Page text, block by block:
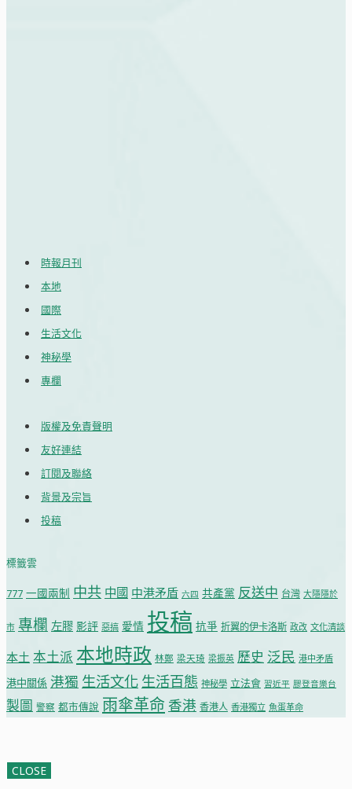
時報月刊
本地
國際
生活文化
神秘學
專欄
版權及免責聲明
友好連結
訂閱及聯絡
背景及宗旨
投稿
標籤雲
777 一國兩制 中共 中國 中港矛盾 六四 共產黨 反送中 台灣 大隱隱於
市 專欄 左膠 影評 惡搞 愛情 投稿 抗爭 折翼的伊卡洛斯 政改 文化清談
本土 本土派 本地時政 林鄭 梁天琦 梁振英 歷史 泛民 港中矛盾
港中關係 港獨 生活文化 生活百態 神秘學 立法會 習近平 膠登音樂台
製圖 警察 都市傳說 雨傘革命 香港 香港人 香港獨立 魚蛋革命
CLOSE